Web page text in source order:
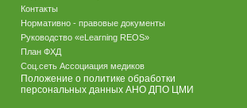
Контакты
Нормативно - правовые документы
Руководство «eLearning REOS»
План ФХД
Соц.сеть Ассоциация медиков
Положение о политике обработки
персональных данных АНО ДПО ЦМИ